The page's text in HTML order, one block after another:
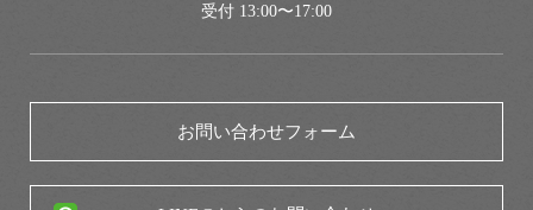
受付 13:00〜17:00
お問い合わせフォーム